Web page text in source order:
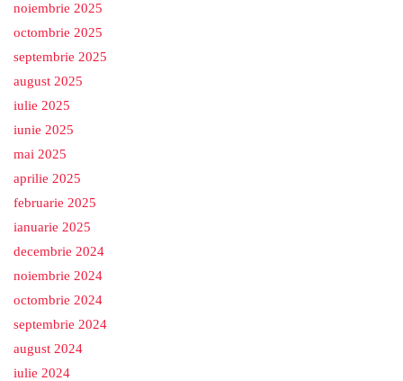
noiembrie 2025
octombrie 2025
septembrie 2025
august 2025
iulie 2025
iunie 2025
mai 2025
aprilie 2025
februarie 2025
ianuarie 2025
decembrie 2024
noiembrie 2024
octombrie 2024
septembrie 2024
august 2024
iulie 2024